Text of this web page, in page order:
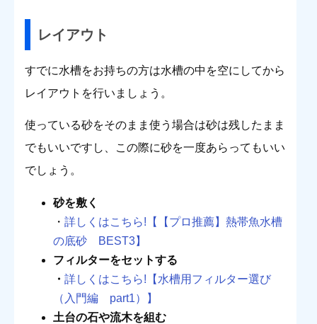
レイアウト
すでに水槽をお持ちの方は水槽の中を空にしてから
レイアウトを行いましょう。
使っている砂をそのまま使う場合は砂は残したまま
でもいいですし、この際に砂を一度あらってもいい
でしょう。
砂を敷く
・ 詳しくはこちら!【【プロ推薦】熱帯魚水槽
の底砂 BEST3】
フィルターをセットする
・ 詳しくはこちら!【水槽用フィルター選び
（入門編 part1）】
土台の石や流木を組む